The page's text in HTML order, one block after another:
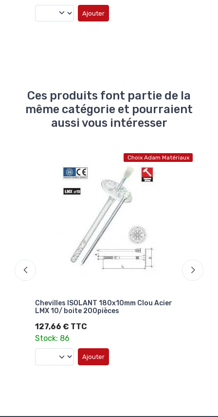
Ajouter
Ces produits font partie de la
même catégorie et pourraient
aussi vous intéresser
Choix Adam Matériaux
Chevilles ISOLANT 180x10mm Clou Acier
LMX 10/ boite 200pièces
127,66 € TTC
Stock: 86
Ajouter